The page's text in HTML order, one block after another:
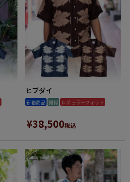
ヒブダイ
新着商品 開襟 レギュラーフィット
¥38,500税込